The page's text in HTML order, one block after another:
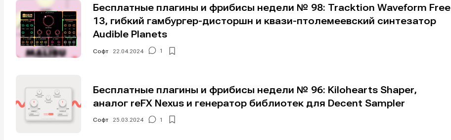
Написание
Написание
Бесплатные плагины и фрибисы недели № 98: Tracktion Waveform Free
13, гибкий гамбургер-дисторшн и квази-птолемеевский синтезатор
Audible Planets
Софт 22.04.2024 1
Бесплатные плагины и фрибисы недели № 96: Kilohearts Shaper,
аналог reFX Nexus и генератор библиотек для Decent Sampler
Софт 25.03.2024 1